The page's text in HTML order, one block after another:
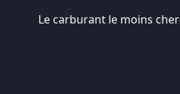
Le carburant le moins cher